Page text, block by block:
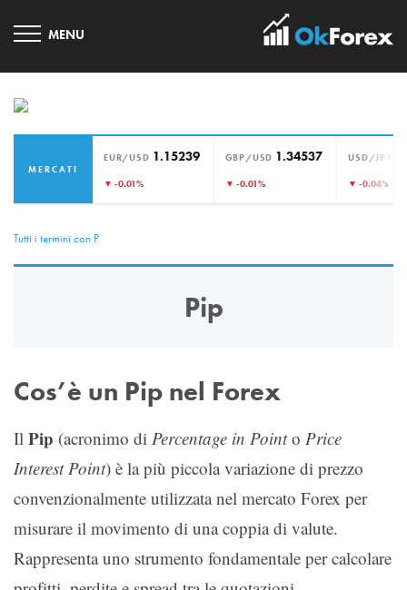
MERCATI
EUR/USD 1.15239
▼ -0.01%
GBP/USD 1.34537
▼ -0.01%
USD/JPY
▼ -0.04%
›
Tutti i termini con P
Pip
Cos’è un Pip nel Forex
Il Pip (acronimo di Percentage in Pointo Price
Interest Point) è la più piccola variazione di prezzo
convenzionalmente utilizzata nel mercato Forex per
misurare il movimento di una coppia di valute.
Rappresenta uno strumento fondamentale per calcolare